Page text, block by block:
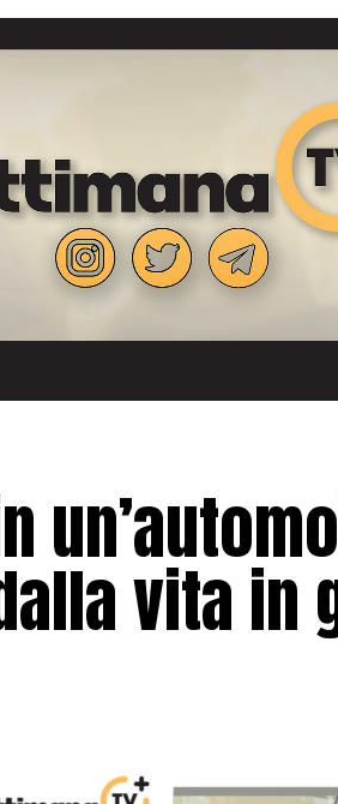
vita in